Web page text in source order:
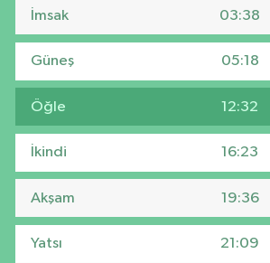
İmsak 03:38
Güneş 05:18
Öğle 12:32
İkindi 16:23
Akşam 19:36
Yatsı 21:09